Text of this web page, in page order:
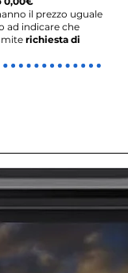
il prezzo uguale
ad indicare che
richiesta di